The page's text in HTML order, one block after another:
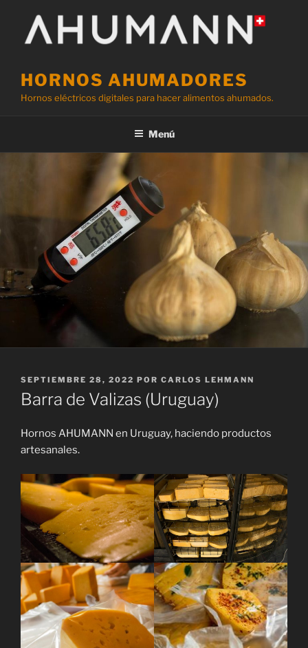
contenido
HORNOS AHUMADORES
Hornos eléctricos digitales para hacer alimentos ahumados.
Menú
PUBLICADO
EL
SEPTIEMBRE 28, 2022 POR CARLOS LEHMANN
Barra de Valizas (Uruguay)
Hornos AHUMANN en Uruguay, haciendo productos
artesanales.